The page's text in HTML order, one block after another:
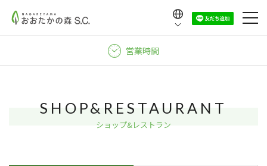
한국어
営業時間
SHOP&RESTAURANT
ショップ&レストラン